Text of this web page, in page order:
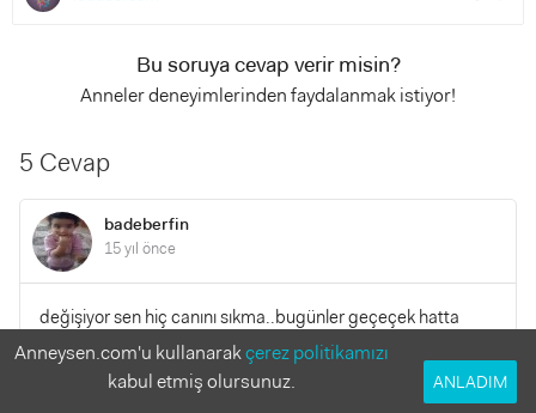
Bu soruya cevap verir misin?
Anneler deneyimlerinden faydalanmak istiyor!
5 Cevap
badeberfin
15 yıl önce
değişiyor sen hiç canını sıkma..bugünler geçeçek hatta
diyeceksinki keşke öyle küçük kalsaydı :) :)
Anneysen.com'u kullanarakçerez politikamızı
kabul etmiş olursunuz.
ANLADIM